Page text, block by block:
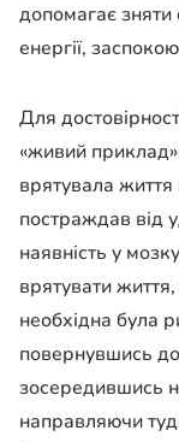
допомагає
енергії,
Для
«живий
врятувала
постраждав від
наявність у
врятувати
необхідна була
повернувшись
зосередившись
направляючи